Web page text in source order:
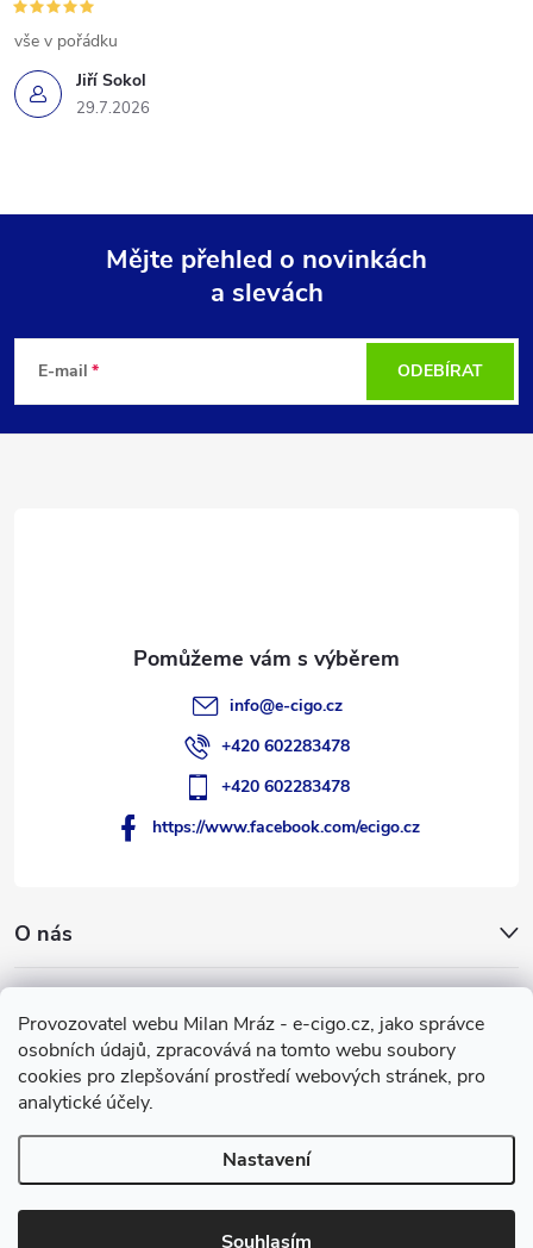
Provozovatel webu Milan Mráz - e-cigo.cz, jako správce
osobních údajů, zpracovává na tomto webu soubory
cookies pro zlepšování prostředí webových stránek, pro
analytické účely.
Nastavení
Souhlasím
Jiří Sokol
29.7.2026
vše v pořádku
p
Mějte přehled o novinkách
a slevách
E-mail ODEBÍRAT
O nás
Facebook
info@e-cigo.cz
+420 602283478
+420 602283478
https://www.facebook.com/ecigo.cz
Vytvořil Shoptet
Copyright 2007-2026e-cigo.cz. Všechna práva vyhrazena.